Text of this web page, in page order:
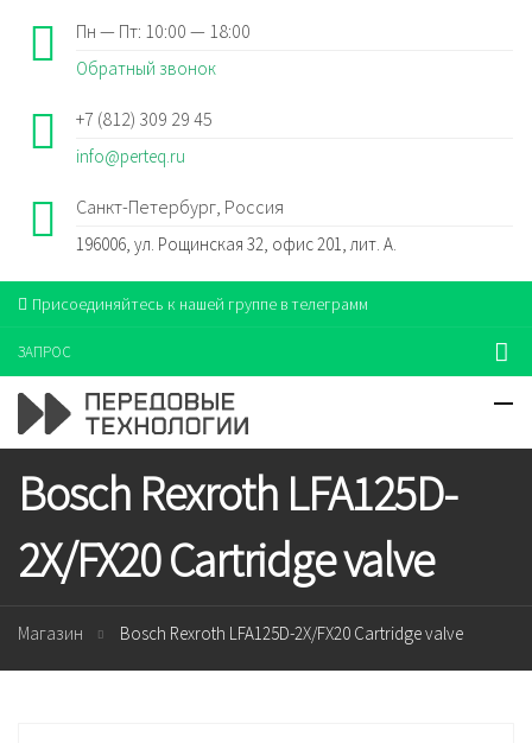
Пн — Пт: 10:00 — 18:00
Обратный звонок
+7 (812) 309 29 45
info@perteq.ru
Санкт-Петербург, Россия
196006, ул. Рощинская 32, офис 201, лит. А.
Присоединяйтесь к нашей группе в телеграмм
ЗАПРОС
Bosch Rexroth LFA125D-
2X/FX20 Cartridge valve
Магазин Bosch Rexroth LFA125D-2X/FX20 Cartridge valve